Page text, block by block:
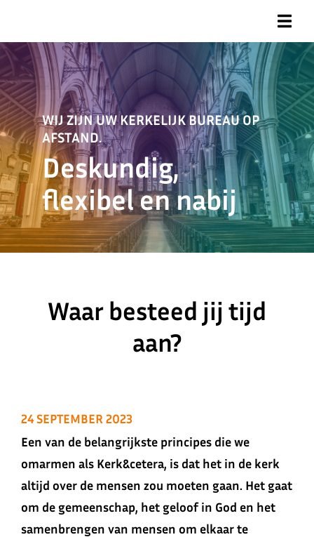
WIJ ZIJN UW KERKELIJK BUREAU OP
AFSTAND.
Deskundig,
flexibel en nabij
Waar besteed jij tijd
aan?
24 SEPTEMBER 2023
Een van de belangrijkste principes die we
omarmen als Kerk&cetera, is dat het in de kerk
altijd over de mensen zou moeten gaan. Het gaat
om de gemeenschap, het geloof in God en het
samenbrengen van mensen om elkaar te